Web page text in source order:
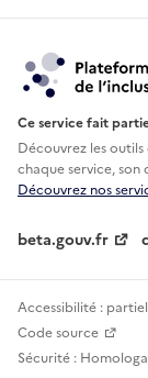
Ce service fait
Découvrez les
chaque service, son
Découvrez nos
beta.gouv.fr
Accessibilité :
Code source
Sécurité :